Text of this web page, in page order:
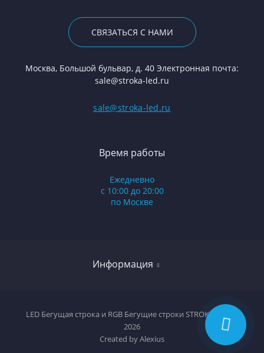
СВЯЗАТЬСЯ С НАМИ
Москва, Большой бульвар, д. 40 Электронная почта:
sale@stroka-led.ru
sale@stroka-led.ru
Информация
Условия соглашения
Время работы
Ежедневно
с 10:00 до 20:00
по Москве
LED Бегущая строка и RGB Бегущие строки STROKA-LED ©
2026
Created byAlexius